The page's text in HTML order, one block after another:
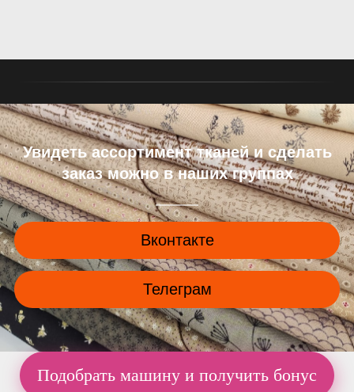
Увидеть ассортимент тканей и сделать
заказ можно в наших группах
Вконтакте
Телеграм
Подобрать машину и получить бонус